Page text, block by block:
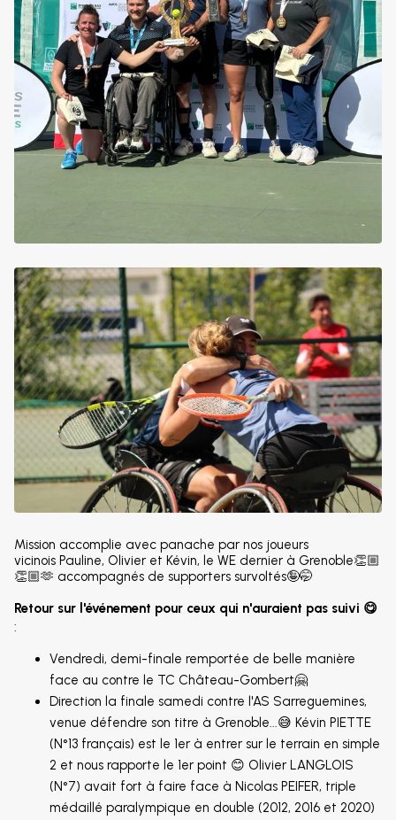
Mission accomplie avec panache par nos joueurs
vicinois Pauline, Olivier et Kévin, le WE dernier à Grenoble👏🏼
👏🏼🫶 accompagnés de supporters survoltés🤪🤭
Retour sur l'événement pour ceux qui n'auraient pas suivi 😋
:
Vendredi, demi-finale remportée de belle manière
face au contre le TC Château-Gombert🤗
Direction la finale samedi contre l'AS Sarreguemines,
venue défendre son titre à Grenoble...😅 Kévin PIETTE
(N°13 français) est le 1er à entrer sur le terrain en simple
2 et nous rapporte le 1er point 😊 Olivier LANGLOIS
(N°7) avait fort à faire face à Nicolas PEIFER, triple
médaillé paralympique en double (2012, 2016 et 2020)